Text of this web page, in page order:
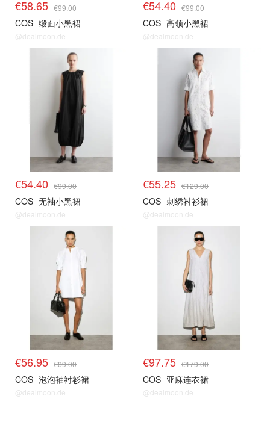
€58.65 €99.00
COS 缎面小黑裙
@dealmoon.de
€54.40 €99.00
COS 高领小黑裙
@dealmoon.de
€54.40 €99.00
COS 无袖小黑裙
@dealmoon.de
€55.25 €129.00
COS 刺绣衬衫裙
@dealmoon.de
€56.95 €89.00
COS 泡泡袖衬衫裙
@dealmoon.de
€97.75 €179.00
COS 亚麻连衣裙
@dealmoon.de